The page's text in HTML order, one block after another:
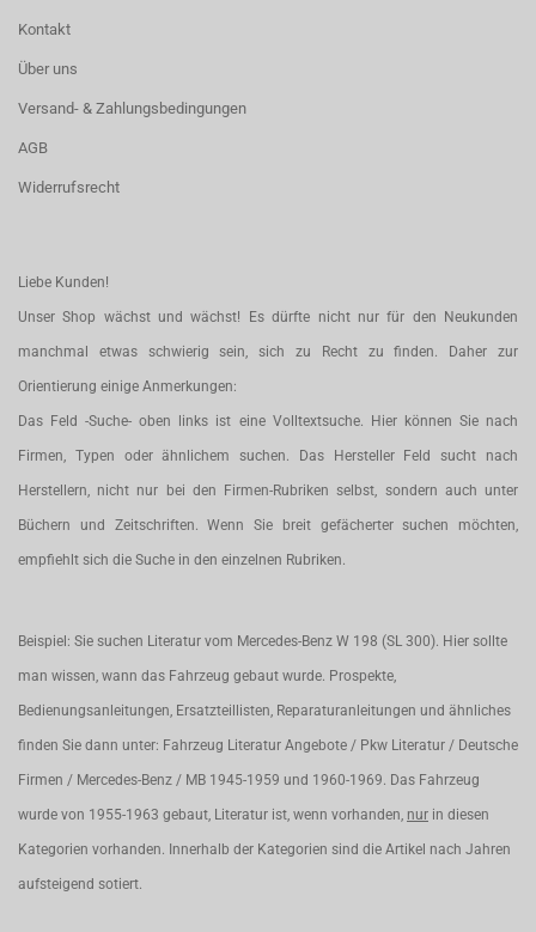
Kontakt
Über uns
Versand- & Zahlungsbedingungen
AGB
Widerrufsrecht
Liebe Kunden!
Unser Shop wächst und wächst! Es dürfte nicht nur für den Neukunden
manchmal etwas schwierig sein, sich zu Recht zu finden. Daher zur
Orientierung einige Anmerkungen:
Das Feld -Suche- oben links ist eine Volltextsuche. Hier können Sie nach
Firmen, Typen oder ähnlichem suchen. Das Hersteller Feld sucht nach
Herstellern, nicht nur bei den Firmen-Rubriken selbst, sondern auch unter
Büchern und Zeitschriften. Wenn Sie breit gefächerter suchen möchten,
empfiehlt sich die Suche in den einzelnen Rubriken.
Beispiel: Sie suchen Literatur vom Mercedes-Benz W 198 (SL 300). Hier sollte
man wissen, wann das Fahrzeug gebaut wurde. Prospekte,
Bedienungsanleitungen, Ersatzteillisten, Reparaturanleitungen und ähnliches
finden Sie dann unter: Fahrzeug Literatur Angebote / Pkw Literatur / Deutsche
Firmen / Mercedes-Benz / MB 1945-1959 und 1960-1969. Das Fahrzeug
wurde von 1955-1963 gebaut, Literatur ist, wenn vorhanden, nur in diesen
Kategorien vorhanden. Innerhalb der Kategorien sind die Artikel nach Jahren
aufsteigend sotiert.